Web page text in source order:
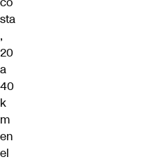
sta
,
20
a
40
k
m
en
el